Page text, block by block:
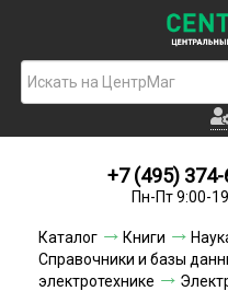
+7 (495)
Пн-Пт 9:00-
Каталог Книги
Справочники и базы
электротехнике